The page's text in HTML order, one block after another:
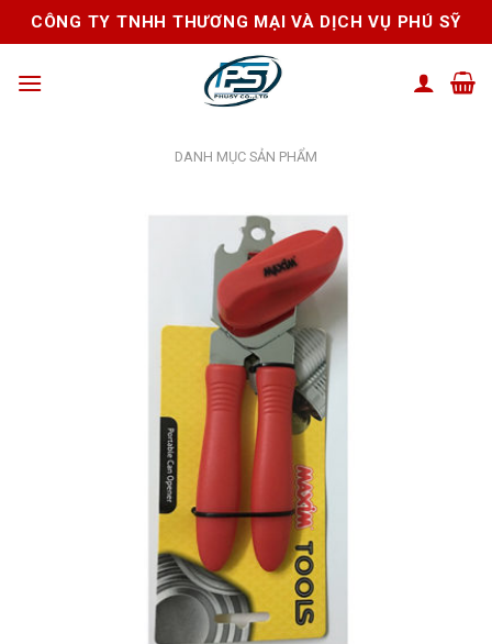
Skip
to
CÔNG TY TNHH THƯƠNG MẠI VÀ DỊCH VỤ PHÚ SỸ
DANH MỤC SẢN PHẨM